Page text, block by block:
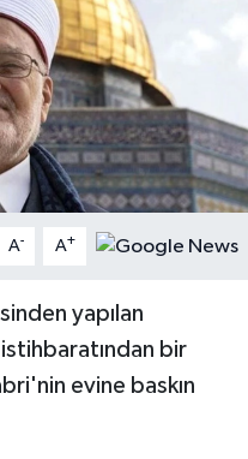
A- A+
yapılan
bir
evine baskın